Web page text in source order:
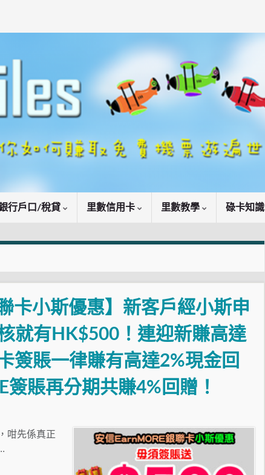
行戶口/稅貸 里數信用卡 里數教學 碌卡知識
卡小斯優惠】新客戶經小斯申
就有HK$500！連迎新賺高達
簽賬一律賺有高達2%現金回
賬再分期共賺4%回贈！
咁先係真正